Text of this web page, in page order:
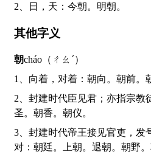
2、日，天：今朝。明朝。
其他字义
朝cháo（ㄔㄠˊ）
1、向着，对着：朝向。朝前
2、封建时代臣见君；亦指宗教徒的参拜：朝见。朝拜。朝
圣。朝香。朝仪。
3、封建时代帝王接见官吏，发号施令的地方，与“野”相
对：朝廷。上朝。退朝。朝野